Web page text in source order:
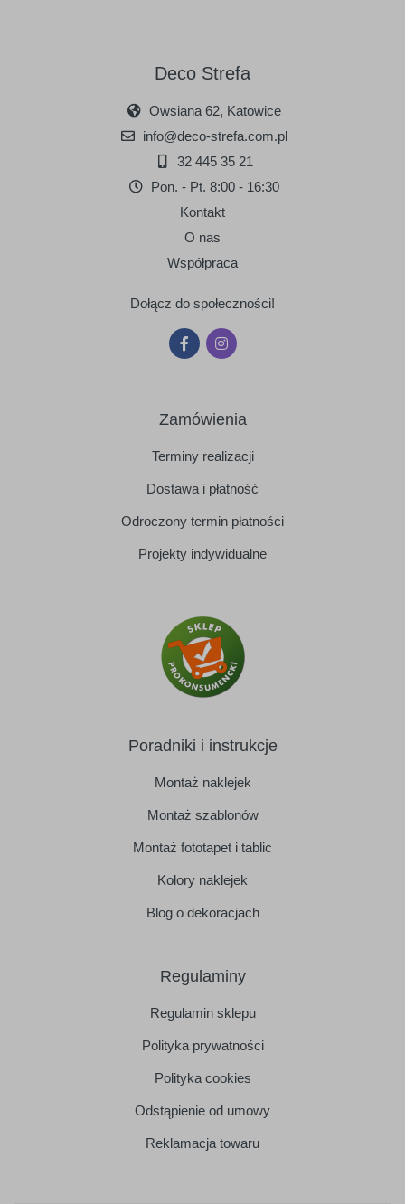
Deco Strefa
Owsiana 62, Katowice
info@deco-strefa.com.pl
32 445 35 21
Pon. - Pt. 8:00 - 16:30
Kontakt
O nas
Współpraca
Dołącz do społeczności!
Zamówienia
Terminy realizacji
Dostawa i płatność
Odroczony termin płatności
Projekty indywidualne
Poradniki i instrukcje
Montaż naklejek
Montaż szablonów
Montaż fototapet i tablic
Kolory naklejek
Blog o dekoracjach
Regulaminy
Regulamin sklepu
Polityka prywatności
Polityka cookies
Odstąpienie od umowy
Reklamacja towaru